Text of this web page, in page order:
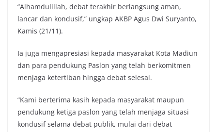
“Alhamdulillah, debat terakhir berlangsung aman,
lancar dan kondusif,” ungkap AKBP Agus Dwi Suryanto,
Kamis (21/11).
Ia juga mengapresiasi kepada masyarakat Kota Madiun
dan para pendukung Paslon yang telah berkomitmen
menjaga ketertiban hingga debat selesai.
“Kami berterima kasih kepada masyarakat maupun
pendukung ketiga paslon yang telah menjaga situasi
kondusif selama debat publik, mulai dari debat